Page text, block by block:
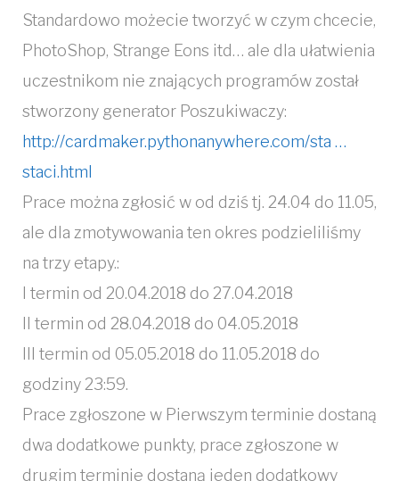
Standardowo możecie tworzyć w czym chcecie,
PhotoShop, Strange Eons itd… ale dla ułatwienia
uczestnikom nie znających programów został
stworzony generator Poszukiwaczy:
http://cardmaker.pythonanywhere.com/sta …
staci.html
Prace można zgłosić w od dziś tj. 24.04 do 11.05,
ale dla zmotywowania ten okres podzieliliśmy
na trzy etapy.:
I termin od 20.04.2018 do 27.04.2018
II termin od 28.04.2018 do 04.05.2018
III termin od 05.05.2018 do 11.05.2018 do
godziny 23:59.
Prace zgłoszone w Pierwszym terminie dostaną
dwa dodatkowe punkty, prace zgłoszone w
drugim terminie dostaną jeden dodatkowy